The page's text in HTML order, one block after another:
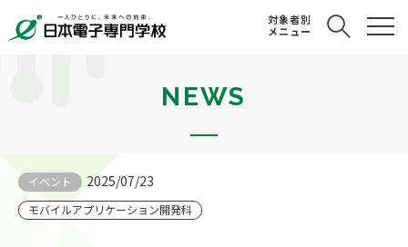
対象者別
メニュー
NEWS
イベント 2025/07/23
モバイルアプリケーション開発科